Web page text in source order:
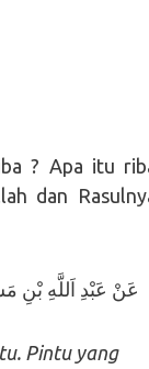
? Apa itu
dan
عَنْ عَبْدِ اَللَّهِ بْنِ
Pintu yang